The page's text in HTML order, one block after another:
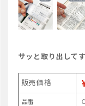
サッと取り出して
販売価格
品番